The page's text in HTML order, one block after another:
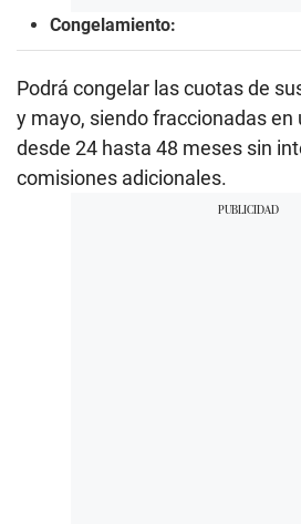
Congelamiento:
Podrá congelar las cuotas de
y mayo, siendo fraccionadas
desde 24 hasta 48 meses sin
comisiones adicionales.